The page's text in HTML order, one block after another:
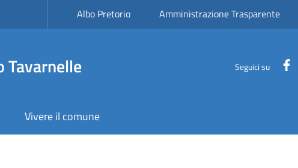
Albo Pretorio Amministrazione Trasparente
Tavarnelle Seguici su
Vivere il comune